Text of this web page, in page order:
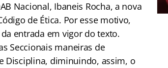
Nacional, Ibaneis Rocha, a nova
de Ética. Por esse motivo,
entrada em vigor do texto.
Seccionais maneiras de
Disciplina, diminuindo, assim, o